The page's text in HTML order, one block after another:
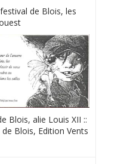
de Blois, les
Blois, alie Louis XII ::
Blois, Edition Vents